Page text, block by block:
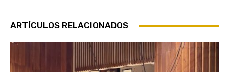
ARTÍCULOS RELACIONADOS